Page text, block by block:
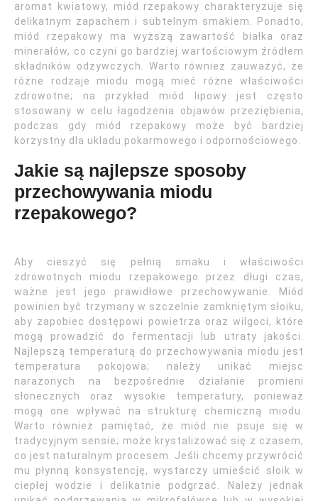
aromat kwiatowy, miód rzepakowy charakteryzuje się
delikatnym zapachem i subtelnym smakiem. Ponadto,
miód rzepakowy ma wyższą zawartość białka oraz
minerałów, co czyni go bardziej wartościowym źródłem
składników odżywczych. Warto również zauważyć, że
różne rodzaje miodu mogą mieć różne właściwości
zdrowotne; na przykład miód lipowy jest często
stosowany w celu łagodzenia objawów przeziębienia,
podczas gdy miód rzepakowy może być bardziej
korzystny dla układu pokarmowego i odpornościowego.
Jakie są najlepsze sposoby
przechowywania miodu
rzepakowego?
Aby cieszyć się pełnią smaku i właściwości
zdrowotnych miodu rzepakowego przez długi czas,
ważne jest jego prawidłowe przechowywanie. Miód
powinien być trzymany w szczelnie zamkniętym słoiku,
aby zapobiec dostępowi powietrza oraz wilgoci, które
mogą prowadzić do fermentacji lub utraty jakości.
Najlepszą temperaturą do przechowywania miodu jest
temperatura pokojowa; należy unikać miejsc
narażonych na bezpośrednie działanie promieni
słonecznych oraz wysokie temperatury, ponieważ
mogą one wpływać na strukturę chemiczną miodu.
Warto również pamiętać, że miód nie psuje się w
tradycyjnym sensie; może krystalizować się z czasem,
co jest naturalnym procesem. Jeśli chcemy przywrócić
mu płynną konsystencję, wystarczy umieścić słoik w
ciepłej wodzie i delikatnie podgrzać. Należy jednak